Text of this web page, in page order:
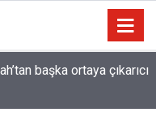
gelmesine misâl